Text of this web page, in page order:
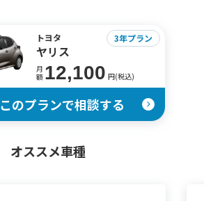
トヨタ
ヤリス
月
額 12,100 円(税込)
3年プラン
このプランで相談する
オススメ車種